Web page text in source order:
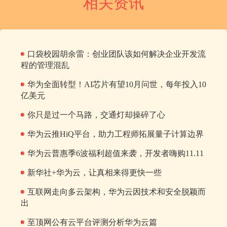
口袋校园胡余雷：创业团队该如何解决企业开发流
程的管理混乱
华为全面转型！AI芯片有望10月问世，每年投入10
亿美元
你只是过一个马路，交通灯却操碎了心
华为云推HiQ平台，助力工程师拓展量子计算边界
华为云普惠季6波福利超值来袭，开发者嗨购11.11
新华社+华为云，让真相来得更快一些
互联网走向多云架构，华为云因技术和安全脱颖而
出
至顶网公有云平台评测分析华为云篇